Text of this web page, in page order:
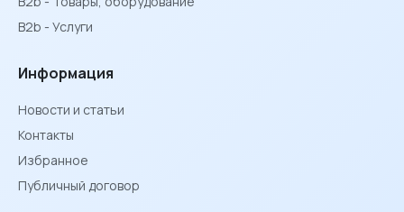
B2b - Услуги
Информация
Новости и статьи
Контакты
Избранное
Публичный договор